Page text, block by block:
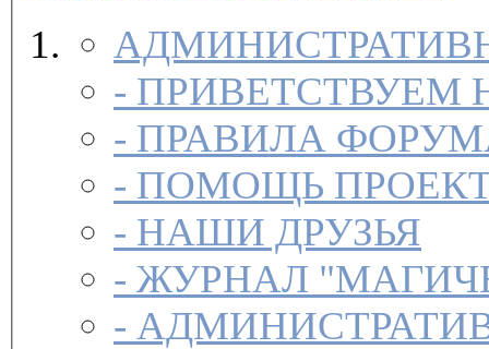
- ПРИВЕТСТВУЕМ
-
ПРАВИЛА
- ПОМОЩЬ
- НАШИ ДРУЗЬЯ
- ЖУРНАЛ
-